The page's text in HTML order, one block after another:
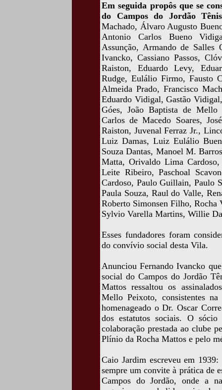
Em seguida propôs que se
do Campos do Jordão
Machado, Álvaro Augusto
Antonio Carlos Bueno
Assunção, Armando de
Ivancko, Cassiano Passos,
Raiston, Eduardo Levy,
Rudge, Eulálio Firmo, Fausto
Almeida Prado, Francisco
Eduardo Vidigal, Gastão
Góes, João Baptista de
Carlos de Macedo Soares,
Raiston, Juvenal Ferraz Jr.,
Luiz Damas, Luiz Eulálio
Souza Dantas, Manoel M.
Matta, Orivaldo Lima
Leite Ribeiro, Paschoal
Cardoso, Paulo Guillain, Paulo
Paula Souza, Raul do Valle,
Roberto Simonsen Filho,
Sylvio Varella Martins, Willie
Esses fundadores foram
do convívio social desta Vila.
Anunciou Fernando Ivancko
social do Campos do Jordão
Mattos ressaltou os
Mello Peixoto, consistentes
homenageado o Dr. Oscar
dos estatutos sociais. O
colaboração prestada ao clube
Plínio da Rocha Mattos e pelo
Caio Jardim escreveu em
sempre um convite à prática de
Campos do Jordão, onde a